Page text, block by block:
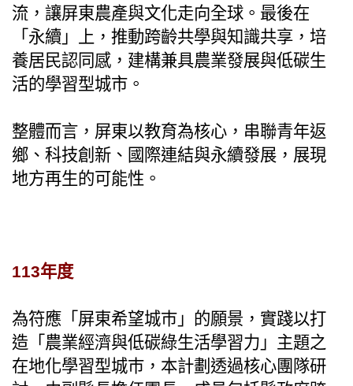
流，讓屏東農產與文化走向全球。最後在
「永續」上，推動跨齡共學與知識共享，培
養居民認同感，建構兼具農業發展與低碳生
活的學習型城市。
整體而言，屏東以教育為核心，串聯青年返
鄉、科技創新、國際連結與永續發展，展現
地方再生的可能性。
113年度
為符應「屏東希望城巿」的願景，實踐以打
造「農業經濟與低碳綠生活學習力」主題之
在地化學習型城巿，本計劃透過核心團隊研